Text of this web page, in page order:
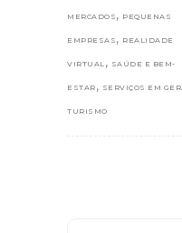
MERCADOS , PEQUENAS
EMPRESAS , REALIDADE
VIRTUAL , SAÚDE E BEM-
ESTAR , SERVIÇOS EM
TURISMO